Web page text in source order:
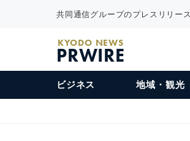
共同通信グループのプレスリリー
KYODO NEWS
PRWIRE
ビジネス 地域・観光